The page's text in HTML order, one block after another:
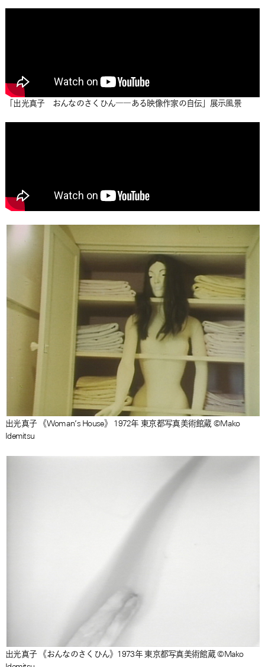
「出光真子 おんなのさくひん――ある映像作家の自伝」展示風景
出光真子 《Woman’s House》 1972年 東京都写真美術館蔵 ©Mako
Idemitsu
出光真子 《おんなのさくひん》1973年 東京都写真美術館蔵 ©Mako